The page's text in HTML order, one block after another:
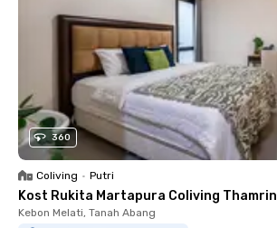
360
Coliving • Putri
Kost Rukita Martapura Coliving Thamrin
Kebon Melati, Tanah Abang